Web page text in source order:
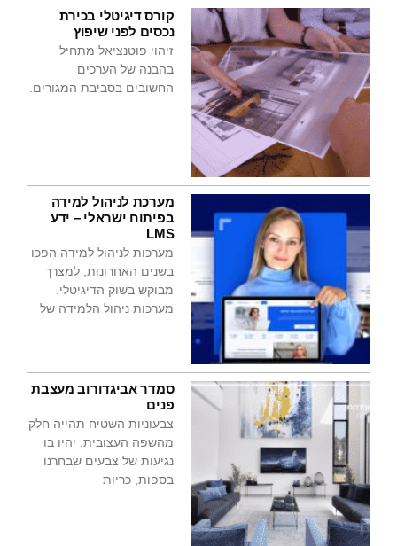
קורס דיגיטלי בכירת
נכסים לפני שיפוץ
זיהוי פוטנציאל מתחיל
בהבנה של הערכים
החשובים בסביבת המגורים.
מערכת לניהול למידה
בפיתוח ישראלי – ידע
LMS
מערכות לניהול למידה הפכו
בשנים האחרונות, למצרך
מבוקש בשוק הדיגיטלי.
מערכות ניהול הלמידה של
סמדר אביגדורוב מעצבת
פנים
צבעוניות השטיח תהייה חלק
מהשפה העצובית, יהיו בו
נגיעות של צבעים שבחרנו
בספות, כריות